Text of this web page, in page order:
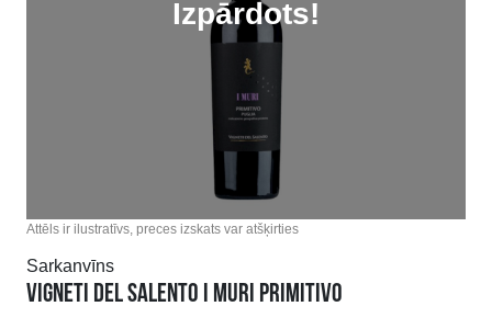
Izpārdots!
Attēls ir ilustratīvs, preces izskats var atšķirties
Sarkanvīns
VIGNETI DEL SALENTO I MURI PRIMITIVO